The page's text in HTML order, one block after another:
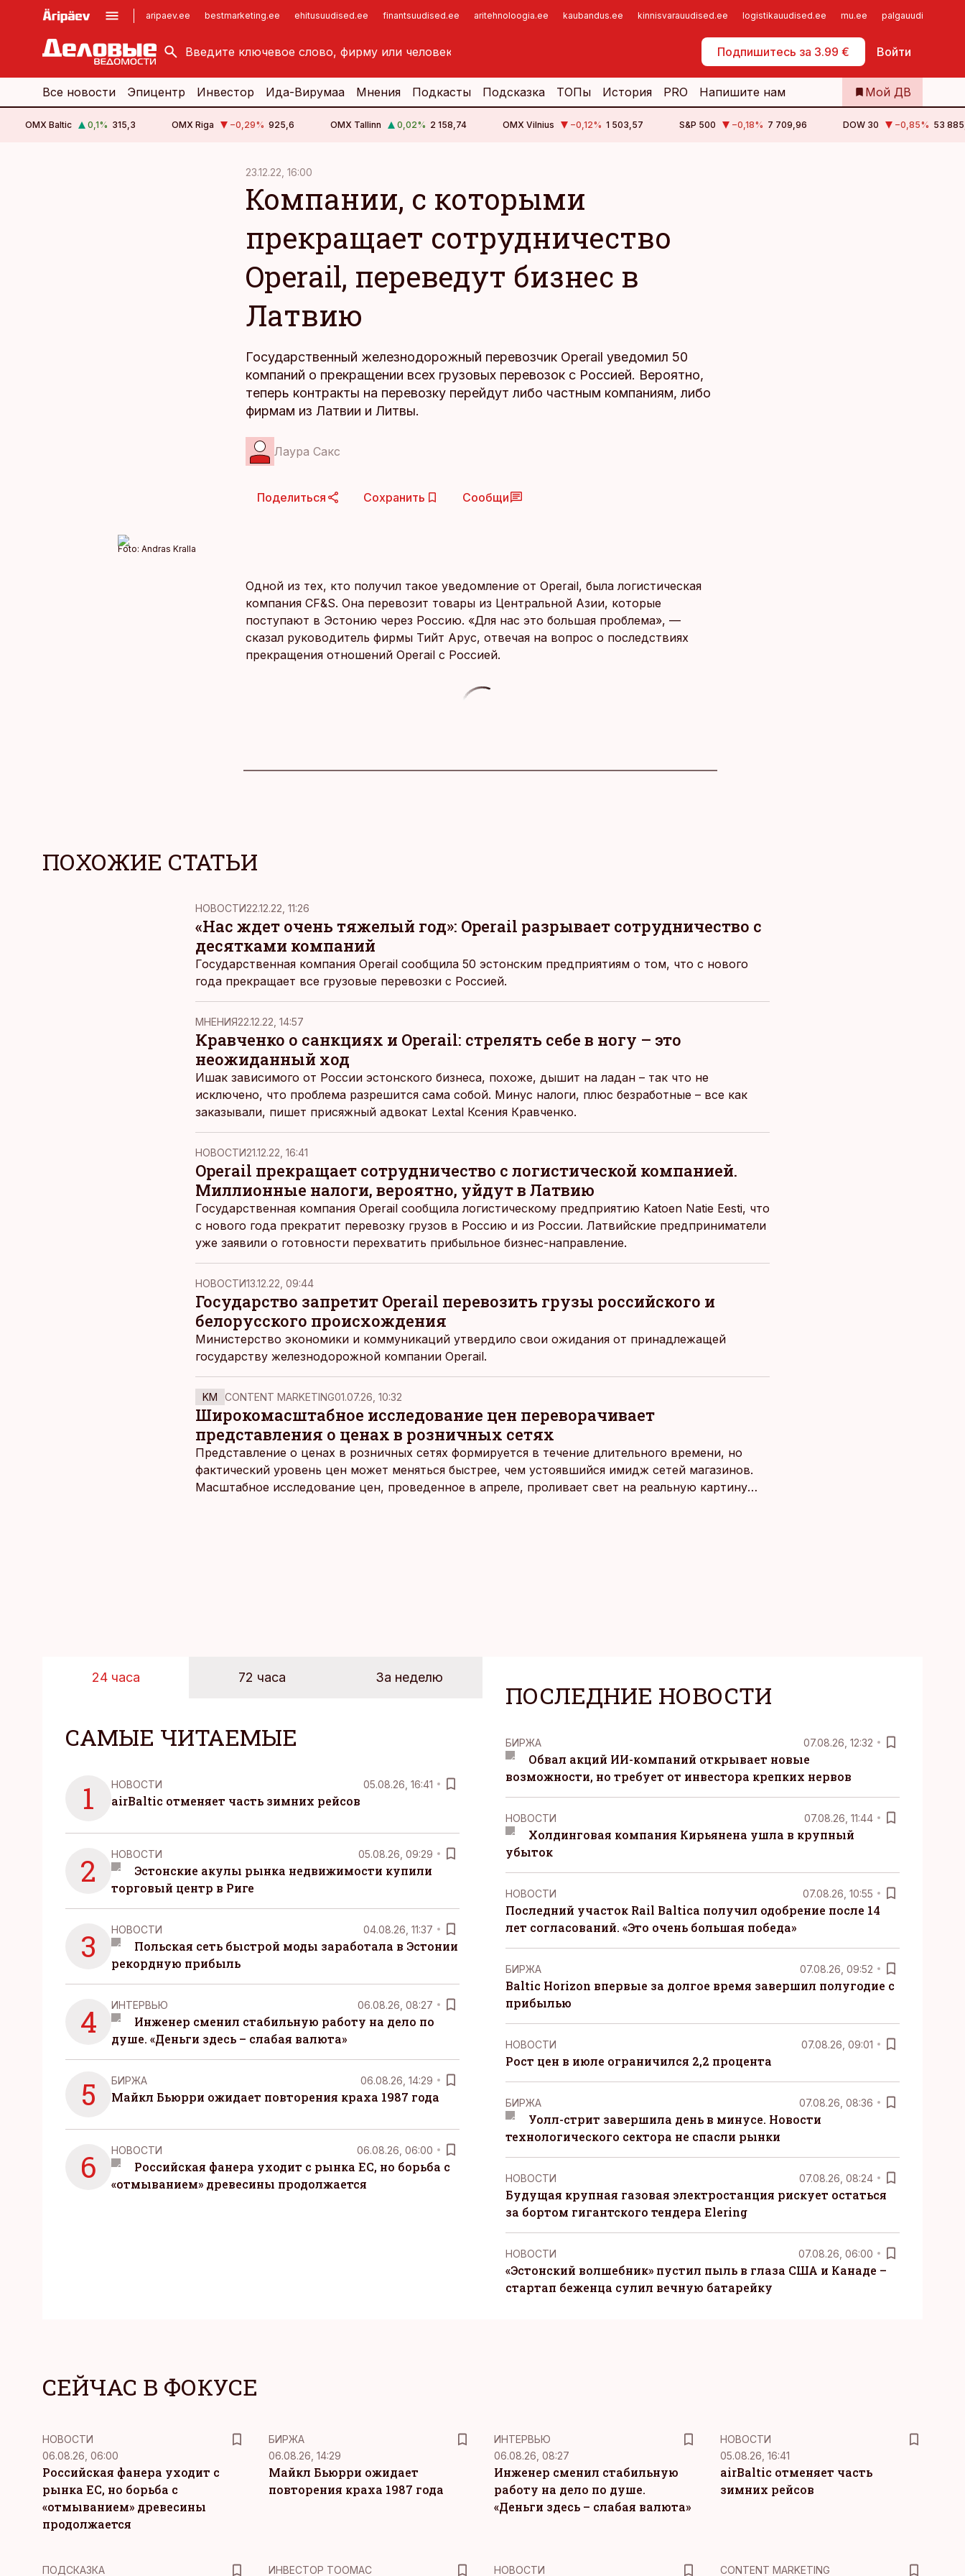
aripaev.ee bestmarketing.ee ehitusuudised.ee finantsuudised.ee aritehnoloogia.ee kaubandus.ee kinnisvarauudised.ee logistikauudised.ee mu.ee palgauudised.ee
Подпишитесь за 3.99 € Войти
kinnisvarauudised.ee
logistikauudised.ee
imelineajalugu.ee
Самообслуживание
Все новости Эпицентр Инвестор Ида-Вирумаа Мнения Подкасты Подсказка ТОПы История PRO Напишите нам Мой ДВ
OMX Baltic 0,1% 315,3 OMX Riga −0,29% 925,6 OMX Tallinn 0,02% 2 158,74 OMX Vilnius −0,12% 1 503,57 S&P 500 −0,18% 7 709,96 DOW 30 −0,85% 53
23.12.22, 16:00
Компании, с которыми
прекращает сотрудничество
Operail, переведут бизнес в
Латвию
Государственный железнодорожный перевозчик Operail уведомил 50
компаний о прекращении всех грузовых перевозок с Россией. Вероятно,
теперь контракты на перевозку перейдут либо частным компаниям, либо
фирмам из Латвии и Литвы.
Лаура Сакс
Поделиться Сохранить Сообщи
Foto: Andras Kralla
Одной из тех, кто получил такое уведомление от Operail, была логистическая
компания CF&S. Она перевозит товары из Центральной Азии, которые
поступают в Эстонию через Россию. «Для нас это большая проблема», —
сказал руководитель фирмы Тийт Арус, отвечая на вопрос о последствиях
прекращения отношений Operail с Россией.
ПОХОЖИЕ СТАТЬИ
НОВОСТИ22.12.22, 11:26
«Нас ждет очень тяжелый год»: Operail разрывает сотрудничество с
десятками компаний
Государственная компания Operail сообщила 50 эстонским предприятиям о том, что с нового
года прекращает все грузовые перевозки с Россией.
MНЕНИЯ22.12.22, 14:57
Кравченко о санкциях и Operail: стрелять себе в ногу – это
неожиданный ход
Ишак зависимого от России эстонского бизнеса, похоже, дышит на ладан – так что не
исключено, что проблема разрешится сама собой. Минус налоги, плюс безработные – все как
заказывали, пишет присяжный адвокат Lextal Ксения Кравченко.
НОВОСТИ21.12.22, 16:41
Operail прекращает сотрудничество с логистической компанией.
Миллионные налоги, вероятно, уйдут в Латвию
Государственная компания Operail сообщила логистическому предприятию Katoen Natie Eesti, что
с нового года прекратит перевозку грузов в Россию и из России. Латвийские предприниматели
уже заявили о готовности перехватить прибыльное бизнес-направление.
НОВОСТИ13.12.22, 09:44
Государство запретит Operail перевозить грузы российского и
белорусского происхождения
Министерство экономики и коммуникаций утвердило свои ожидания от принадлежащей
государству железнодорожной компании Operail.
KM CONTENT MARKETING01.07.26, 10:32
Широкомасштабное исследование цен переворачивает
представления о ценах в розничных сетях
Представление о ценах в розничных сетях формируется в течение длительного времени, но
фактический уровень цен может меняться быстрее, чем устоявшийся имидж сетей магазинов.
Масштабное исследование цен, проведенное в апреле, проливает свет на реальную картину
24 часа 72 часа За неделю
САМЫЕ ЧИТАЕМЫЕ
1 НОВОСТИ 05.08.26, 16:41
airBaltic отменяет часть зимних рейсов
2 НОВОСТИ 05.08.26, 09:29
Эстонские акулы рынка недвижимости купили
торговый центр в Риге
3 НОВОСТИ 04.08.26, 11:37
Польская сеть быстрой моды заработала в Эстонии
рекордную прибыль
4 ИНТЕРВЬЮ 06.08.26, 08:27
Инженер сменил стабильную работу на дело по
душе. «Деньги здесь – слабая валюта»
5 БИРЖА 06.08.26, 14:29
Майкл Бьюрри ожидает повторения краха 1987 года
6 НОВОСТИ 06.08.26, 06:00
Российская фанера уходит с рынка ЕС, но борьба с
«отмыванием» древесины продолжается
ПОСЛЕДНИЕ НОВОСТИ
БИРЖА 07.08.26, 12:32
Обвал акций ИИ-компаний открывает новые
возможности, но требует от инвестора крепких нервов
НОВОСТИ 07.08.26, 11:44
Холдинговая компания Кирьянена ушла в крупный
убыток
НОВОСТИ 07.08.26, 10:55
Последний участок Rail Baltica получил одобрение после 14
лет согласований. «Это очень большая победа»
БИРЖА 07.08.26, 09:52
Baltic Horizon впервые за долгое время завершил полугодие с
прибылью
НОВОСТИ 07.08.26, 09:01
Рост цен в июле ограничился 2,2 процента
БИРЖА 07.08.26, 08:36
Уолл-стрит завершила день в минусе. Новости
технологического сектора не спасли рынки
НОВОСТИ 07.08.26, 08:24
Будущая крупная газовая электростанция рискует остаться
за бортом гигантского тендера Elering
НОВОСТИ 07.08.26, 06:00
«Эстонский волшебник» пустил пыль в глаза США и Канаде –
стартап беженца сулил вечную батарейку
СЕЙЧАС В ФОКУСЕ
НОВОСТИ
06.08.26, 06:00
Российская фанера уходит с
рынка ЕС, но борьба с
«отмыванием» древесины
продолжается
БИРЖА
06.08.26, 14:29
Майкл Бьюрри ожидает
повторения краха 1987 года
ИНТЕРВЬЮ
06.08.26, 08:27
Инженер сменил стабильную
работу на дело по душе.
«Деньги здесь – слабая валюта»
НОВОСТИ
05.08.26, 16:41
airBaltic отменяет часть
зимних рейсов
ПОДСКАЗКА ИНВЕСТОР ТООМАС НОВОСТИ KM
CONTENT MARKETING